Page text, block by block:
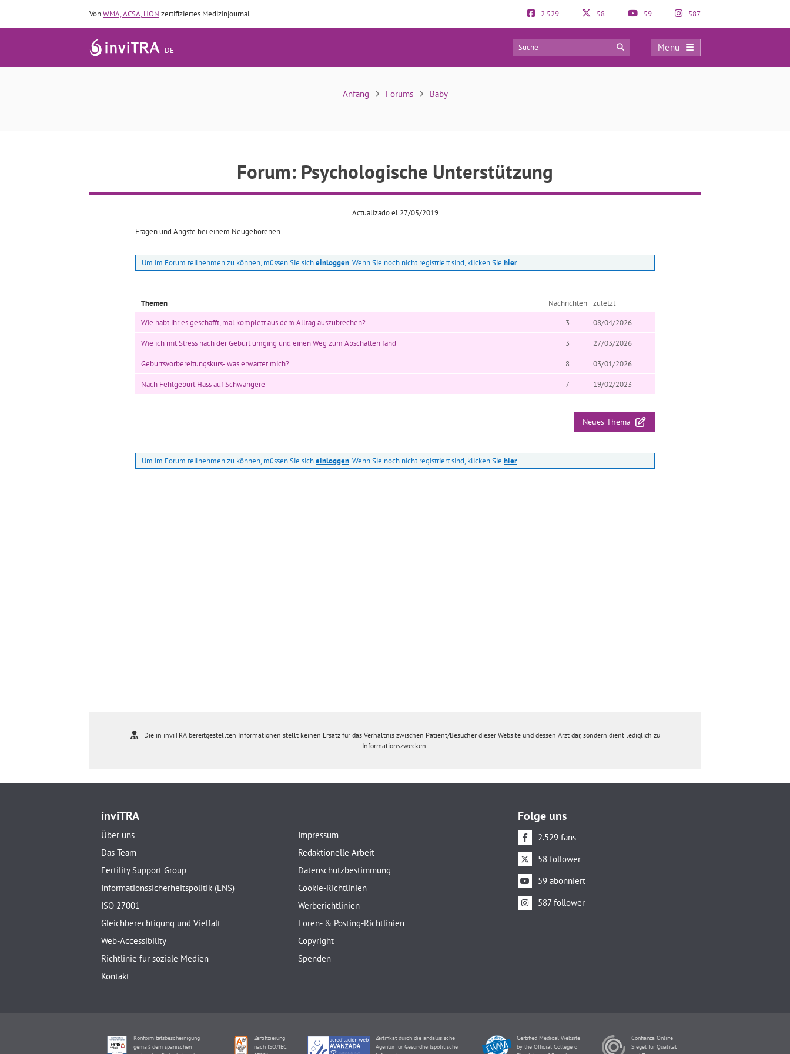
VonWMA, ACSA, HON zertifiziertes Medizinjournal. 2.529 58 59 587
DE
Menü
Psychologische Unterstützung
0 0
Anfang Forums Baby
Forum: Psychologische Unterstützung
Actualizado el 27/05/2019
Fragen und Ängste bei einem Neugeborenen
Um im Forum teilnehmen zu können, müssen Sie sicheinloggen. Wenn Sie noch nicht registriert sind, klicken Sie hier.
Themen Nachrichten
zuletzt
Wie habt ihr es geschafft, mal komplett aus dem Alltag auszubrechen?
3 08/04/2026
Wie ich mit Stress nach der Geburt umging und einen Weg zum Abschalten fand 3 27/03/2026
Geburtsvorbereitungskurs- was erwartet mich? 8 03/01/2026
Nach Fehlgeburt Hass auf Schwangere 7 19/02/2023
Neues Thema
Um im Forum teilnehmen zu können, müssen Sie sicheinloggen. Wenn Sie noch nicht registriert sind, klicken Sie hier.
Die in inviTRA bereitgestellten Informationen stellt keinen Ersatz für das Verhältnis zwischen Patient/Besucher dieser Website und dessen Arzt dar, sondern dient lediglich zu
Informationszwecken.
inviTRA
Über uns
Das Team
Fertility Support Group
Informationssicherheitspolitik (ENS)
ISO 27001
Gleichberechtigung und Vielfalt
Web-Accessibility
Richtlinie für soziale Medien
Kontakt
Impressum
Redaktionelle Arbeit
Datenschutzbestimmung
Cookie-Richtlinien
Werberichtlinien
Foren- & Posting-Richtlinien
Copyright
Spenden
Folge uns
2.529 fans
58 follower
59 abonniert
587 follower
Konformitätsbescheinigung
gemäß dem spanischen
Zertifizierung
nach ISO/IEC
Zertifikat durch die andalusische
Agentur für Gesundheitspolitische
Certified Medical Website
by the Official College of
Confianza Online-
Siegel für Qualität